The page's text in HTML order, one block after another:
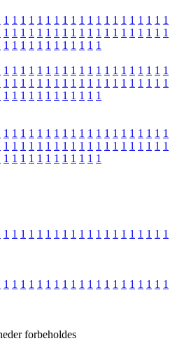
1 1 1 1 1 1 1 1 1 1 1 1 1 1 1 1 1 1 1 1
1 1 1 1 1 1 1 1 1 1 1 1 1 1 1 1 1 1 1 1
1 1 1 1 1 1 1 1 1 1 1 1
1 1 1 1 1 1 1 1 1 1 1 1 1 1 1 1 1 1 1 1
1 1 1 1 1 1 1 1 1 1 1 1 1 1 1 1 1 1 1 1
1 1 1 1 1 1 1 1 1 1 1 1
1 1 1 1 1 1 1 1 1 1 1 1 1 1 1 1 1 1 1 1
1 1 1 1 1 1 1 1 1 1 1 1 1 1 1 1 1 1 1 1
1 1 1 1 1 1 1 1 1 1 1 1
1 1 1 1 1 1 1 1 1 1 1 1 1 1 1 1 1 1 1 1
1 1 1 1 1 1 1 1 1 1 1 1 1 1 1 1 1 1 1 1
forbeholdes